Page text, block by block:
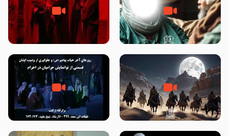
وصیتی که نوشته نشد (حدیث
قرطاس)
قسمتی از نوا نمایش بیرق ماندگار
بیان توطئه های منافقین پیش از
و آله
‌‌‌‌‌‌‌داستان ترور نافرجام رسول خدا
صلی الله علیه و آله – شهادت
روزهای آخر حیات پیامبر اکرم صلی
الله علیه و آله – قسمتی از